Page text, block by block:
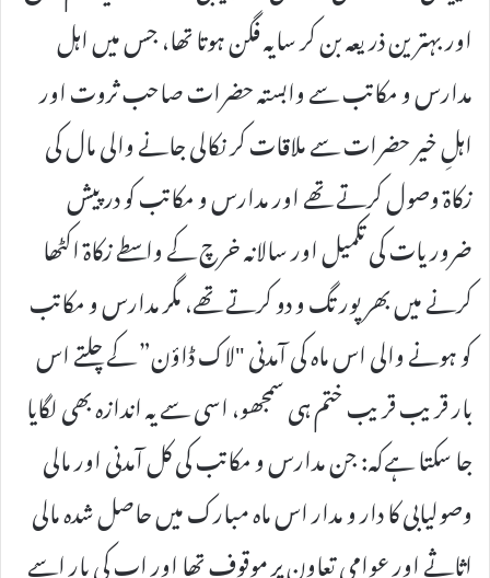
اور بہترین ذریعہ بن کر سایہ فگن ہوتا تھا، جس میں اہل
مدارس و مکاتب سے وابستہ حضرات صاحب ثروت اور
اہلِ خیر حضرات سے ملاقات کر نکالی جانے والی مال کی
زکاۃ وصول کرتے تھے اور مدارس و مکاتب کو در پیش
ضروریات کی تکمیل اور سالانہ خرچ کے واسطے زکاۃ اکٹھا
کرنے میں بھرپور تگ و دو کرتے تھے، مگر مدارس و مکاتب
کو ہونے والی اس ماہ کی آمدنی "لاک ڈاؤن” کے چلتے اس
بار قریب قریب ختم ہی سمجھو، اسی سے یہ اندازہ بھی لگایا
جا سکتا ہےکہ: جن مدارس و مکاتب کی کل آمدنی اور مالی
وصولیابی کا دار و مدار اس ماہ مبارک میں حاصل شدہ مالی
اثاثے اور عوامی تعاون پر موقوف تھا اور اب کی بار اسے